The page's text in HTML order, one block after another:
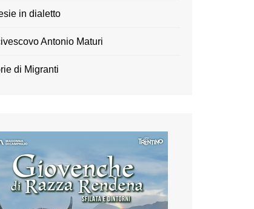
in dialetto
Antonio Maturi
di Migranti